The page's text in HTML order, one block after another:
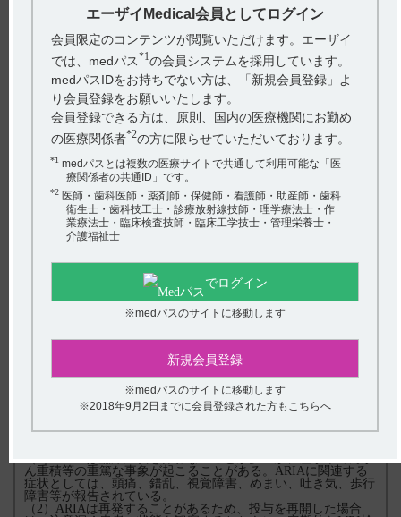
■レケンビの電子添文の重要な基本的注意にはARIA管理につい
て以下の通り記載されています。
8. 重要な基本的注意（引用2）
8.1 本剤はARIA管理に関する適切な知識を有する医師の下で使
用し、投与開始前及び投与中は以下の点に注意すること。
8.1.1 本剤投与開始前に、最新（1年以内）のMRI画像により、
ARIAを含む異常所見の有無を確認すること。
8.1.2 ARIAの発現は、本剤投与開始から14週間以内に多いこと
から、この期間は特に注意深く患者の状態を観察すること。
ARIAを示唆する症状が認められた場合には、臨床評価を行
い、必要に応じてMRI検査を実施すること。
8.1.3 ARIAを示唆する症状がみられない場合であっても、本剤
の5回目の投与前（投与開始後2ヵ月までを目安）、7回目の投
与前（投与開始後3ヵ月までを目安）及び14回目の投与前（投
与開始後6ヵ月までを目安）、並びにそれ以降も定期的にMRI
検査を実施し、ARIAの有無を確認すること。画像上ARIAが検
出された場合は、十分な観察の下、症状の発現に注意し、7.1
項の表を参考に、必要に応じて追加のMRI検査を実施するこ
8.1.4 アポリポ蛋白E（ApoE）ε4ホモ接合型キャリアでApoEε4
合及び画像上の重症度、症候性ARIAの発現割合が高かった
が、ApoEε4保因状況にかかわらず、8.1.1項～8.1.3項及び11.1.2
項に規定のMRI検査を含むARIA管理を実施すること。なお、
アルツハイマー病患者におけるApoEε4ホモ接合型キャリアの
割合は約15％である。（引用3）
下の通り記載されています。
11.1.2 アミロイド関連画像異常（ARIA）（引用4）
ARIA－EとしてARIA－浮腫／滲出液貯留（12.6％）、ARIA－
表ヘモジデリン沈着症（5.2％）、脳出血（0.4％）があらわれ
ん重積等の重篤な事象が起こることがある。ARIAに関連する
症状としては、頭痛、錯乱、視覚障害、めまい、吐き気、歩行
障害等が報告されている。
（2）ARIAは再発することがあるため、投与を再開した場合
エーザイMedical会員としてログイン
会員限定のコンテンツが閲覧いただけます。エーザイ
では、medパス*1の会員システムを採用しています。
medパスIDをお持ちでない方は、「新規会員登録」よ
り会員登録をお願いいたします。
会員登録できる方は、原則、国内の医療機関にお勤め
の医療関係者*2の方に限らせていただいております。
*1 medパスとは複数の医療サイトで共通して利用可能な「医
療関係者の共通ID」です。
*2 医師・歯科医師・薬剤師・保健師・看護師・助産師・歯科
衛生士・歯科技工士・診療放射線技師・理学療法士・作
業療法士・臨床検査技師・臨床工学技士・管理栄養士・
介護福祉士
でログイン
※medパスのサイトに移動します
新規会員登録
※medパスのサイトに移動します
※2018年9月2日までに会員登録された方もこちらへ